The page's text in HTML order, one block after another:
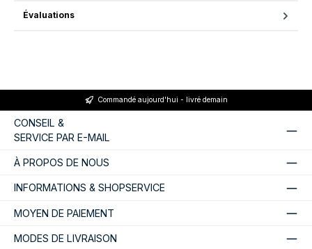
Évaluations
Commandé aujourd'hui - livré demain
CONSEIL &
SERVICE PAR E-MAIL
À PROPOS DE NOUS
INFORMATIONS & SHOPSERVICE
MOYEN DE PAIEMENT
MODES DE LIVRAISON